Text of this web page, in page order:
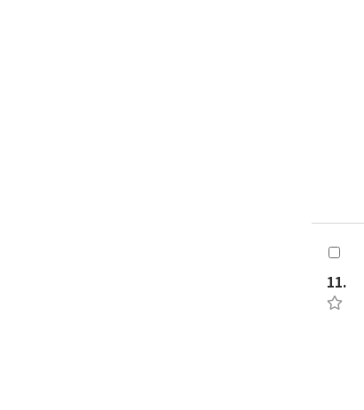
11.